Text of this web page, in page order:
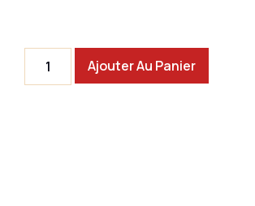
Ajouter Au Panier